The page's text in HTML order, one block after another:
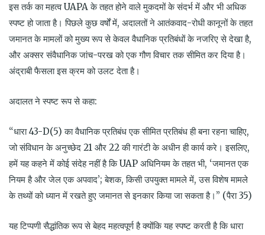
इस तर्क का महत्व UAPA के तहत होने वाले मुकदमों के संदर्भ में और भी अधिक
स्पष्ट हो जाता है। पिछले कुछ वर्षों में, अदालतों ने आतंकवाद-रोधी कानूनों के तहत
जमानत के मामलों को मुख्य रूप से केवल वैधानिक प्रतिबंधों के नजरिए से देखा है,
और अक्सर संवैधानिक जांच-परख को एक गौण विचार तक सीमित कर दिया है।
अंद्राबी फैसला इस क्रम को उलट देता है।
अदालत ने स्पष्ट रूप से कहा:
“धारा 43-D(5) का वैधानिक प्रतिबंध एक सीमित प्रतिबंध ही बना रहना चाहिए,
जो संविधान के अनुच्छेद 21 और 22 की गारंटी के अधीन ही कार्य करे। इसलिए,
हमें यह कहने में कोई संदेह नहीं है कि UAP अधिनियम के तहत भी, ‘जमानत एक
नियम है और जेल एक अपवाद’; बेशक, किसी उपयुक्त मामले में, उस विशेष मामले
के तथ्यों को ध्यान में रखते हुए जमानत से इनकार किया जा सकता है।” (पैरा 35)
यह टिप्पणी सैद्धांतिक रूप से बेहद महत्वपूर्ण है क्योंकि यह स्पष्ट करती है कि धारा